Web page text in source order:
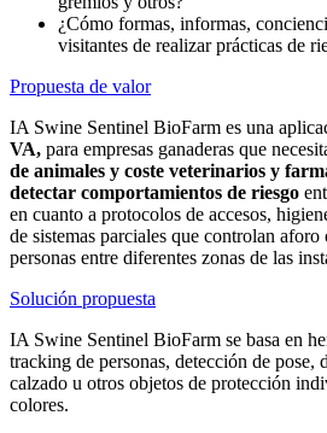
¿Cómo formas, informas,
visitantes de realizar prácticas de
Propuesta de valor
IA Swine Sentinel BioFarm es una
VA, para empresas ganaderas que
de animales y coste veterinarios y
detectar comportamientos de riesgo
en cuanto a protocolos de accesos,
de sistemas parciales que controlan
personas entre diferentes zonas de las
Solución propuesta
IA Swine Sentinel BioFarm se basa en
tracking de personas, detección de pose,
calzado u otros objetos de protección
colores.